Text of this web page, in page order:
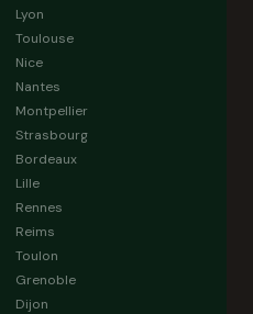
Lyon
Toulouse
Nice
Nantes
Montpellier
Strasbourg
Bordeaux
Lille
Rennes
Reims
Toulon
Grenoble
Dijon